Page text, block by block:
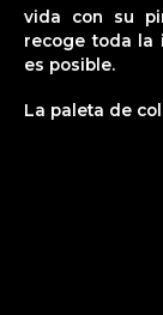
vida con su
recoge toda la
es posible.
La paleta de